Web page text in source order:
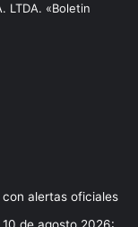
LTDA. «Boletin
alertas oficiales